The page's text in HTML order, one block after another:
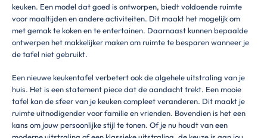
keuken. Een model dat goed is ontworpen, biedt voldoende ruimte
voor maaltijden en andere activiteiten. Dit maakt het mogelijk om
met gemak te koken en te entertainen. Daarnaast kunnen bepaalde
ontwerpen het makkelijker maken om ruimte te besparen wanneer je
de tafel niet gebruikt.
Een nieuwe keukentafel verbetert ook de algehele uitstraling van je
huis. Het is een statement piece dat de aandacht trekt. Een mooie
tafel kan de sfeer van je keuken compleet veranderen. Dit maakt je
ruimte uitnodigender voor familie en vrienden. Bovendien is het een
kans om jouw persoonlijke stijl te tonen. Of je nu houdt van een